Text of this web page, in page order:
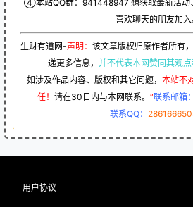
④本站QQ群： 941448947 想获取最新活
喜欢聊天的朋友加入
生财有道网-声明： 该文章版权归原作者所有
递更多信息， 并不代表本网赞同其观点
如涉及作品内容、版权和其它问题， 本站不
任！ 请在30日内与本网联系。 “联系邮箱
联系QQ：
用户协议